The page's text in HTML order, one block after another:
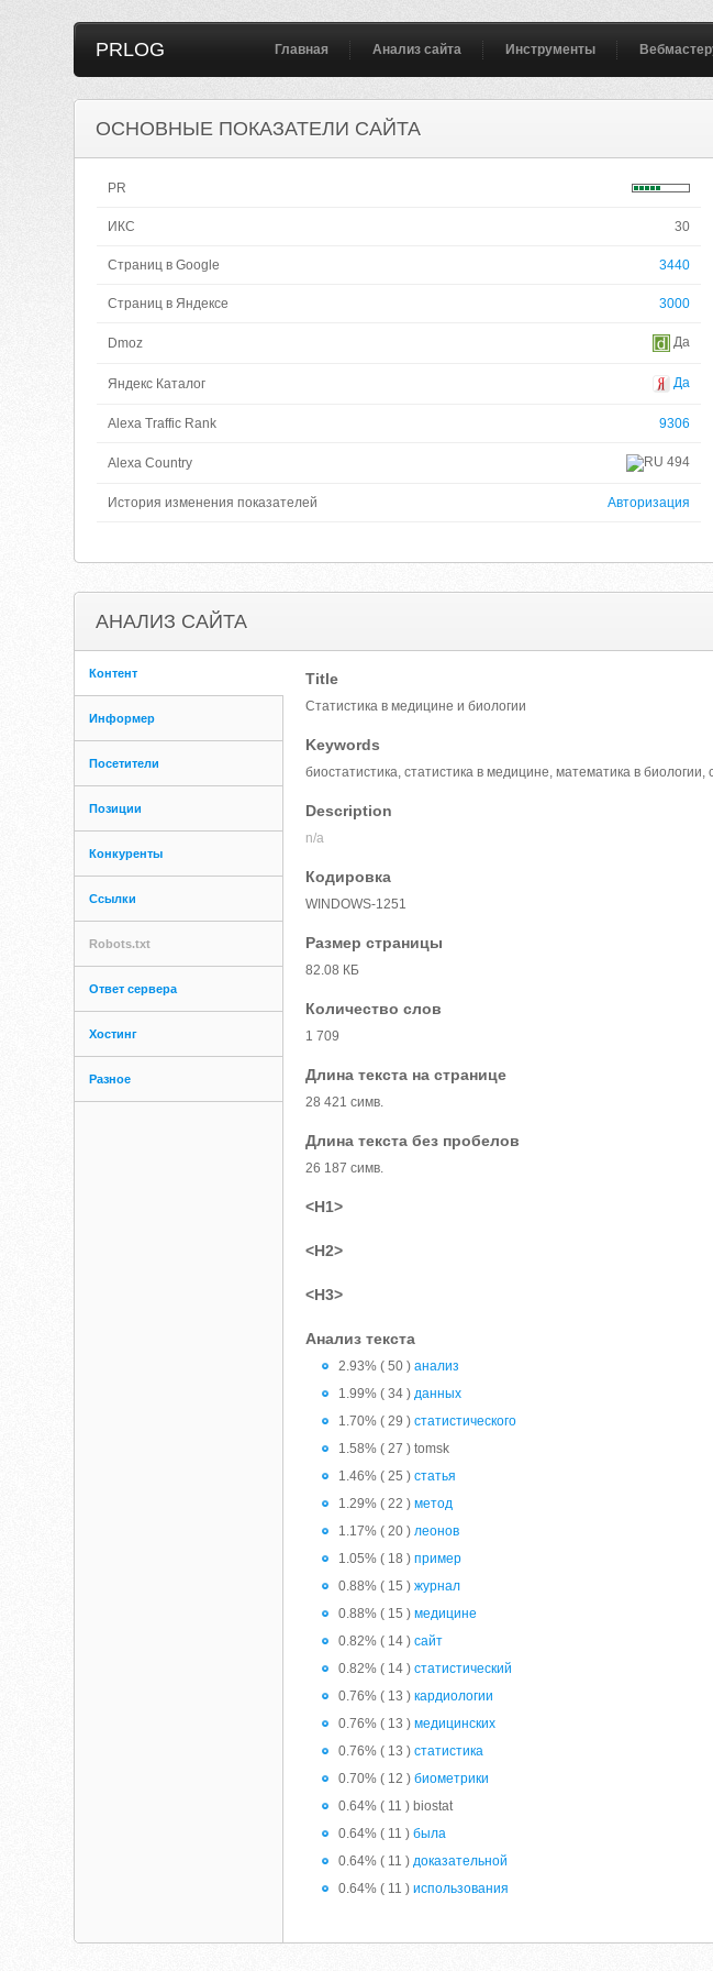
PRLOG Главная Анализ сайта Инструменты
ОСНОВНЫЕ ПОКАЗАТЕЛИ САЙТА
PR
ИКС 30
Страниц в Google 3440
Страниц в Яндексе 3000
Dmoz Да
Яндекс Каталог Да
Alexa Traffic Rank 9306
Alexa Country 494
История изменения показателей Авторизация
АНАЛИЗ САЙТА
Контент
Информер
Посетители
Позиции
Конкуренты
Ссылки
Robots.txt
Ответ сервера
Хостинг
Разное
Title
Статистика в медицине и биологии
Keywords
биостатистика, статистика в медицине, математика в
Description
n/a
Кодировка
WINDOWS-1251
Размер страницы
82.08 КБ
Количество слов
1 709
Длина текста на странице
28 421 симв.
Длина текста без пробелов
26 187 симв.
<H1>
<H2>
<H3>
Анализ текста
2.93% ( 50 )анализ
1.99% ( 34 )данных
1.70% ( 29 )статистического
1.58% ( 27 ) tomsk
1.46% ( 25 )статья
1.29% ( 22 )метод
1.17% ( 20 )леонов
1.05% ( 18 )пример
0.88% ( 15 )журнал
0.88% ( 15 )медицине
0.82% ( 14 )сайт
0.82% ( 14 )статистический
0.76% ( 13 )кардиологии
0.76% ( 13 )медицинских
0.76% ( 13 )статистика
0.70% ( 12 )биометрики
0.64% ( 11 ) biostat
0.64% ( 11 )была
0.64% ( 11 )доказательной
0.64% ( 11 )использования